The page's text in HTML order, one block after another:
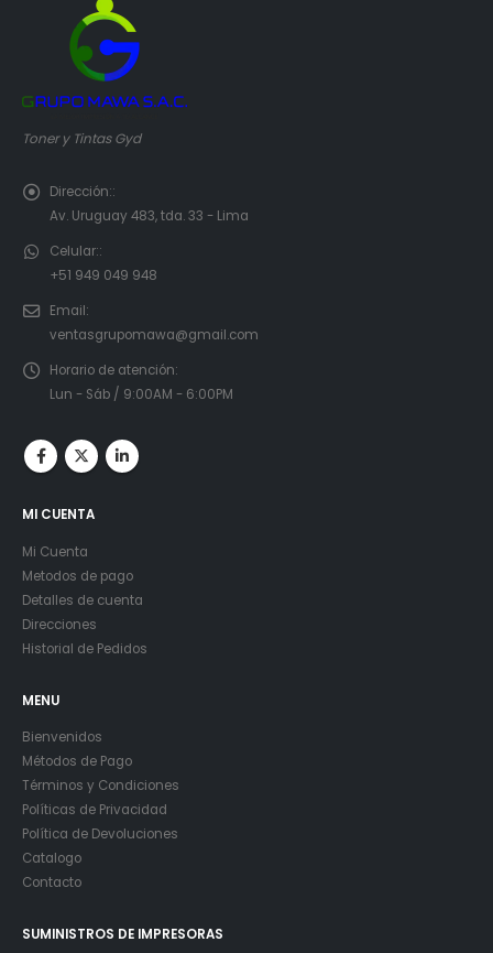
Toner y Tintas Gyd
Dirección::
Av. Uruguay 483, tda. 33 - Lima
Celular::
+51 949 049 948
Email:
ventasgrupomawa@gmail.com
Horario de atención:
Lun - Sáb / 9:00AM - 6:00PM
MI CUENTA
Mi Cuenta
Metodos de pago
Detalles de cuenta
Direcciones
Historial de Pedidos
MENU
Bienvenidos
Métodos de Pago
Términos y Condiciones
Políticas de Privacidad
Política de Devoluciones
Catalogo
Contacto
SUMINISTROS DE IMPRESORAS